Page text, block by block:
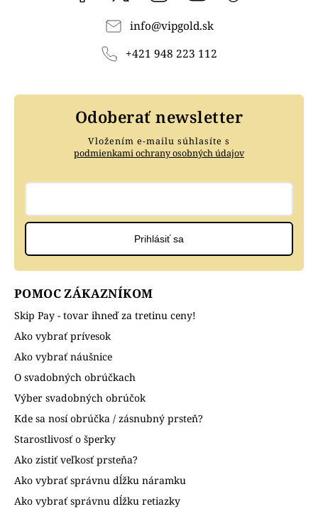
info@vipgold.sk
+421 948 223 112
POMOC ZÁKAZNÍKOM
Skip Pay - tovar ihneď za tretinu ceny!
Ako vybrať prívesok
Ako vybrať náušnice
O svadobných obrúčkach
Výber svadobných obrúčok
Kde sa nosí obrúčka / zásnubný prsteň?
Starostlivosť o šperky
Ako zistiť veľkosť prsteňa?
Ako vybrať správnu dĺžku náramku
Ako vybrať správnu dĺžku retiazky
Odoberať newsletter
Vložením e-mailu súhlasíte s
podmienkami ochrany osobných údajov
Prihlásiť sa